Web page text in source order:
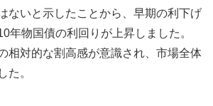
ないと示したことから、早期の利下げ
年物国債の利回りが上昇しました。
相対的な割高感が意識され、市場全体
た。